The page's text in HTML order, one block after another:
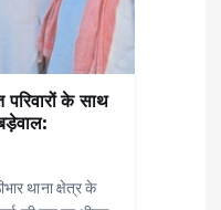
के साथ
थाना क्षेत्र के